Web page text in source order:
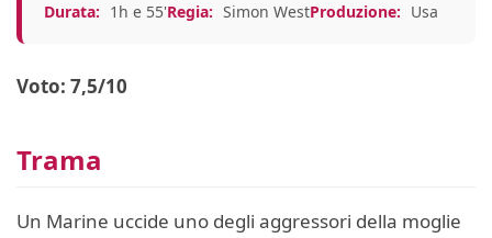
Durata: 1h e 55'Regia: Simon WestProduzione: Usa
Voto: 7,5/10
Trama
Un Marine uccide uno degli aggressori della moglie